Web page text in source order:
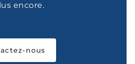
encore.
nous